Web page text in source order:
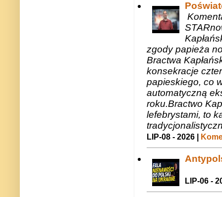
zgody papieża
Bractwa
konsekracje
papieskiego, co
automatyczną
roku.Bractwo
lefebrystami, to
LIP-08 - 2026 |
LIP-06 -